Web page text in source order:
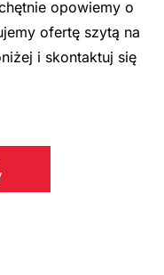
opowiemy o
ofertę szytą na
i skontaktuj się